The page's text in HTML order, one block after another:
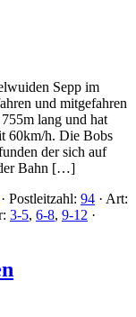
Sepp im
und mitgefahren
lang und hat
60km/h. Die Bobs
der sich auf
Bahn […]
· Postleitzahl: 94 · Art:
3-5, 6-8, 9-12 ·